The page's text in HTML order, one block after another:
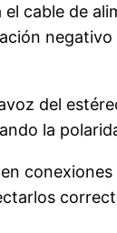
cable de
del
la